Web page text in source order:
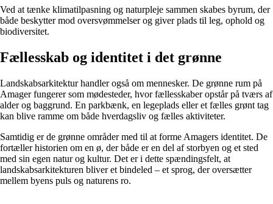
Ved at tænke klimatilpasning og naturpleje sammen skabes byrum, der
både beskytter mod oversvømmelser og giver plads til leg, ophold og
biodiversitet.
Fællesskab og identitet i det grønne
Landskabsarkitektur handler også om mennesker. De grønne rum på
Amager fungerer som mødesteder, hvor fællesskaber opstår på tværs af
alder og baggrund. En parkbænk, en legeplads eller et fælles grønt tag
kan blive ramme om både hverdagsliv og fælles aktiviteter.
Samtidig er de grønne områder med til at forme Amagers identitet. De
fortæller historien om en ø, der både er en del af storbyen og et sted
med sin egen natur og kultur. Det er i dette spændingsfelt, at
landskabsarkitekturen bliver et bindeled – et sprog, der oversætter
mellem byens puls og naturens ro.